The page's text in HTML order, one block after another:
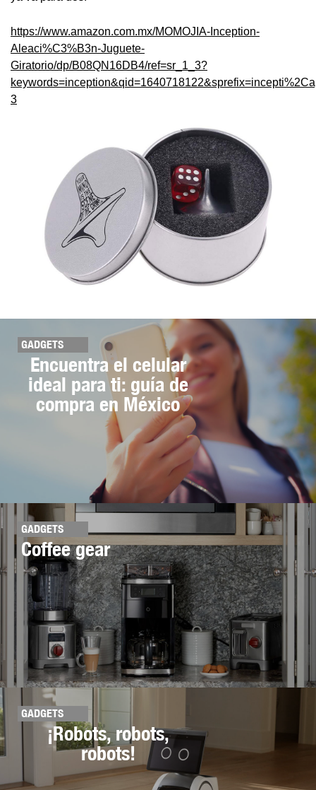
https://www.amazon.com.mx/MOMOJIA-Inception-
Aleaci%C3%B3n-Juguete-
Giratorio/dp/B08QN16DB4/ref=sr_1_3?
3
GADGETS
Encuentra el celular
ideal para ti: guía de
compra en México
GADGETS
Coffee gear
GADGETS
¡Robots, robots,
robots!